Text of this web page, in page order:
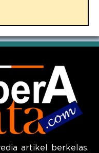
artikel berkelas.